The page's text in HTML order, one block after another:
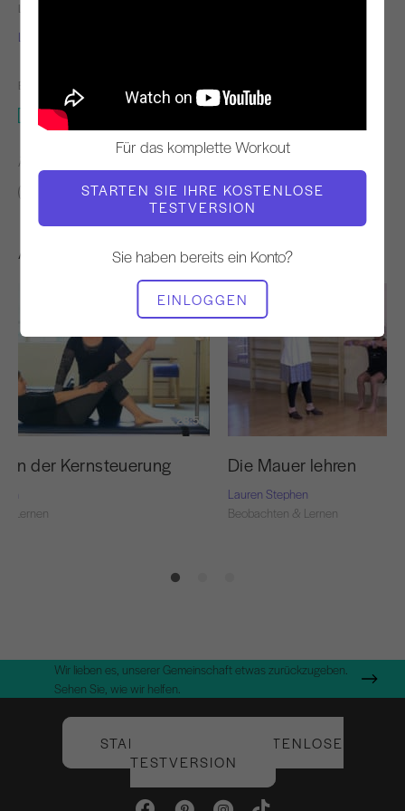
Für das komplette Workout
STARTEN SIE IHRE KOSTENLOSE
TESTVERSION
Sie haben bereits ein Konto?
EINLOGGEN
LEHRER
Lauren Stephen
BENÖTIGTE AUSRÜSTUNG
Wunda Stuhl
ÄHNLICHE KLASSEN FINDEN FÜR
Fortgeschrittene
20 - 30 min Wunda Stuhl
Andere Workouts, die Ihnen gefallen könnten
28:51
der Kernsteuerung
Lernen
Die Mauer lehren
Lauren Stephen
Beobachten & Lernen
Wir lieben es, unserer Gemeinschaft etwas zurückzugeben.
Sehen Sie, wie wir helfen.
STARTEN SIE IHRE KOSTENLOSE
TESTVERSION